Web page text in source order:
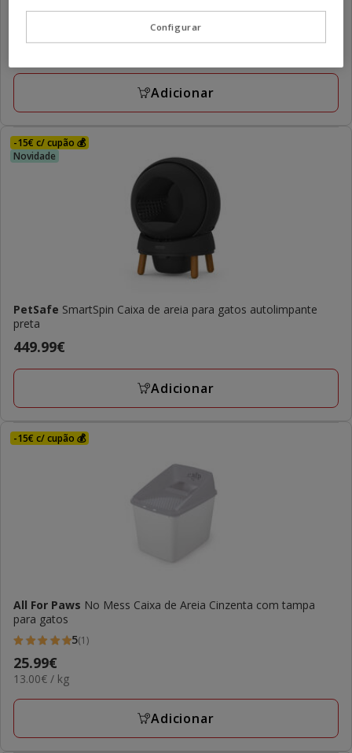
Caixa de Areia Fechada Botânico para gatos
anterior
preço
29.99€
Adicionar
-15€ c/ cupão 💰
Novidade
PetSafe SmartSpin Caixa de areia para gatos autolimpante
preta
Preço
449.99€
449.99€
Adicionar
-15€ c/ cupão 💰
All For Paws No Mess Caixa de Areia Cinzenta com tampa
para gatos
5
estrelas
com
1
5(1)
Preço
25.99€
25.99€
13.00€
kg
13.00€ / kg
Adicionar
Configurar